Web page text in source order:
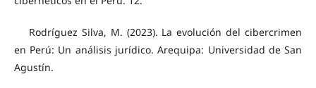
Rodríguez Silva, M. (2023). La evolución del cibercrimen
en Perú: Un análisis jurídico. Arequipa: Universidad de San
Agustín.